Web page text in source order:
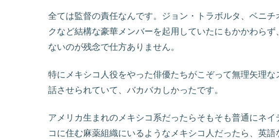
全ては監督の責任なんです。ジョン・トラボルタ、ベニ
クなど結構な豪華メンバーを起用していたにもかかわら
ないのが残念で仕方ありません。
特にメキシコ人役をやった俳優たちがこぞって無理矢理
話させられていて、バカバカしかったです。
アメリカ生まれのメキシコ系だったらそもそも普通にネ
コに住む麻薬組織にいるようなメキシコ人だったら、英語